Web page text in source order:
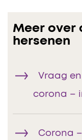
Meer over
hersenen
Vraag
corona –
Corona